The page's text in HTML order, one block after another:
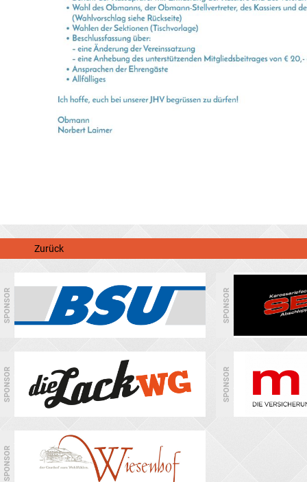
Zurück
SPONSOR SPONSOR
SPONSOR SPONSOR
SPONSOR